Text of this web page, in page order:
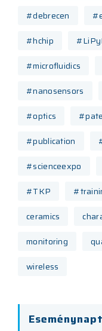
#debrecen
#hchip
#microfluidics
#nanosensors
#optics
#publication
#scienceexpo
#TKP
ceramics
monitoring
wireless